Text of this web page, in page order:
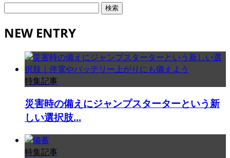
検
NEW ENTRY
特集記事
災害時の備えにジャンプスターターという新
しい選択肢...
特集記事